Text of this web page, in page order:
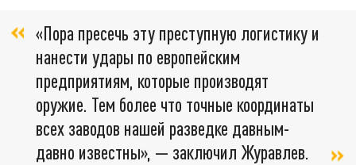
«Пора пресечь эту преступную логистику и
нанести удары по европейским
предприятиям, которые производят
оружие. Тем более что точные координаты
всех заводов нашей разведке давным-
давно известны», — заключил Журавлев.